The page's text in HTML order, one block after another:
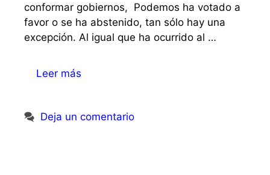
conformar gobiernos, Podemos ha votado a
favor o se ha abstenido, tan sólo hay una
excepción. Al igual que ha ocurrido al …
Leer más
Deja un comentario